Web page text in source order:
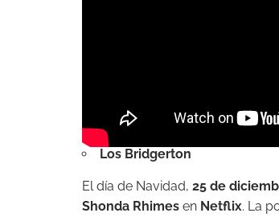
Los Bridgerton
El día de Navidad, 25 de
Shonda Rhimes en Netflix. La